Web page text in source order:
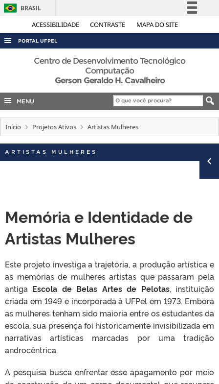
ACESSIBILIDADE CONTRASTE MAPA DO SITE
BRASIL
Simplifique!
Acesso à informação
Legislação
Canais
PORTAL UFPEL
ACESSO À INFORMAÇÃO
EDITAIS
Centro de Desenvolvimento Tecnológico
Computação
Gerson Geraldo H. Cavalheiro
MENU
Início Projetos Ativos Artistas Mulheres
ARTISTAS MULHERES
Memória e Identidade de
Artistas Mulheres
Este projeto investiga a trajetória, a produção artística e
as memórias de mulheres artistas que passaram pela
antiga Escola de Belas Artes de Pelotas, instituição
criada em 1949 e incorporada à UFPel em 1973. Embora
as mulheres tenham sido maioria entre os estudantes da
escola, sua presença foi historicamente invisibilizada em
narrativas artísticas marcadas por uma tradição
androcêntrica.
A pesquisa busca enfrentar esse apagamento por meio